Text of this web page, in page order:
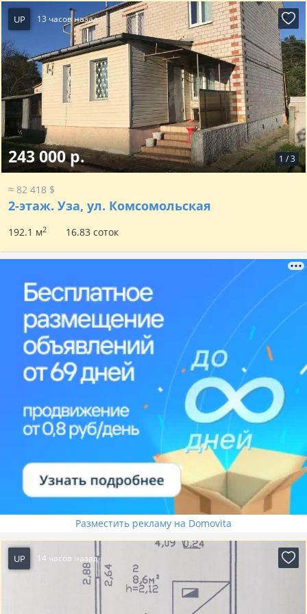
UP 13 часов назад
1 /3
243 000 р.
≈ 82 418 $
2-этаж. Уза, ул. Комсомольская
192.1 м2 16.83 соток
Разместить рекламу на Domovita
UP 14 часов назад